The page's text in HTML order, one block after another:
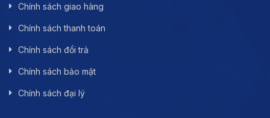
Chính sách giao hàng
Chính sách thanh toán
Chính sách đổi trả
Chính sách bảo mật
Chính sách đại lý